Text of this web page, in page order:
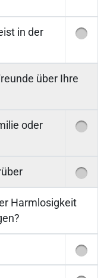
in der
über Ihre
oder
Harmlosigkeit